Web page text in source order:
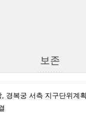
보존
경복궁 서측 지구단위계